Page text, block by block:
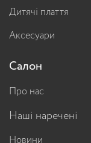
Дитячі плаття
Аксесуари
Салон
Про нас
Наші наречені
Новини